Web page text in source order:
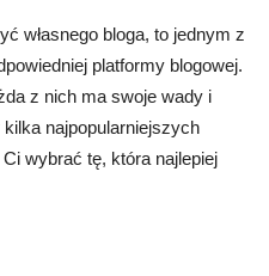
własnego bloga, to jednym z
platformy blogowej.
z nich ma swoje wady i
najpopularniejszych
wybrać tę, która najlepiej